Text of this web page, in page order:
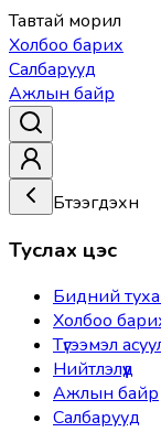
Тавтай морил
Холбоо барих
Салбарууд
Ажлын байр
Бүтээгдэхүүн
Туслах цэс
Бидний
Холбоо
Түгээмэл
Нийтлэлүүд
Ажлын байр
Салбарууд